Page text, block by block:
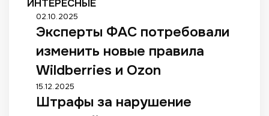
ИНТЕРЕСНЫЕ
Э
к
п
е
т
ы
02.10.2025
Эксперты ФАС потребовали
изменить новые правила
Wildberries и Ozon
Ш
т
15.12.2025
Штрафы за нарушение